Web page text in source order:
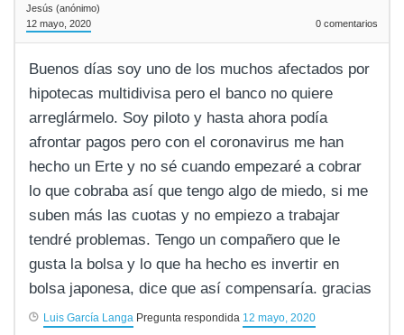
Jesús (anónimo)
12 mayo, 2020
0 comentarios
Buenos días soy uno de los muchos afectados por
hipotecas multidivisa pero el banco no quiere
arreglármelo. Soy piloto y hasta ahora podía
afrontar pagos pero con el coronavirus me han
hecho un Erte y no sé cuando empezaré a cobrar
lo que cobraba así que tengo algo de miedo, si me
suben más las cuotas y no empiezo a trabajar
tendré problemas. Tengo un compañero que le
gusta la bolsa y lo que ha hecho es invertir en
bolsa japonesa, dice que así compensaría. gracias
Luis García Langa Pregunta respondida 12 mayo, 2020